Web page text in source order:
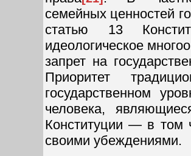
семейных ценностей
статью 13
идеологическое
запрет на
Приоритет
государственном
человека,
Конституции — в том
своими убеждениями.